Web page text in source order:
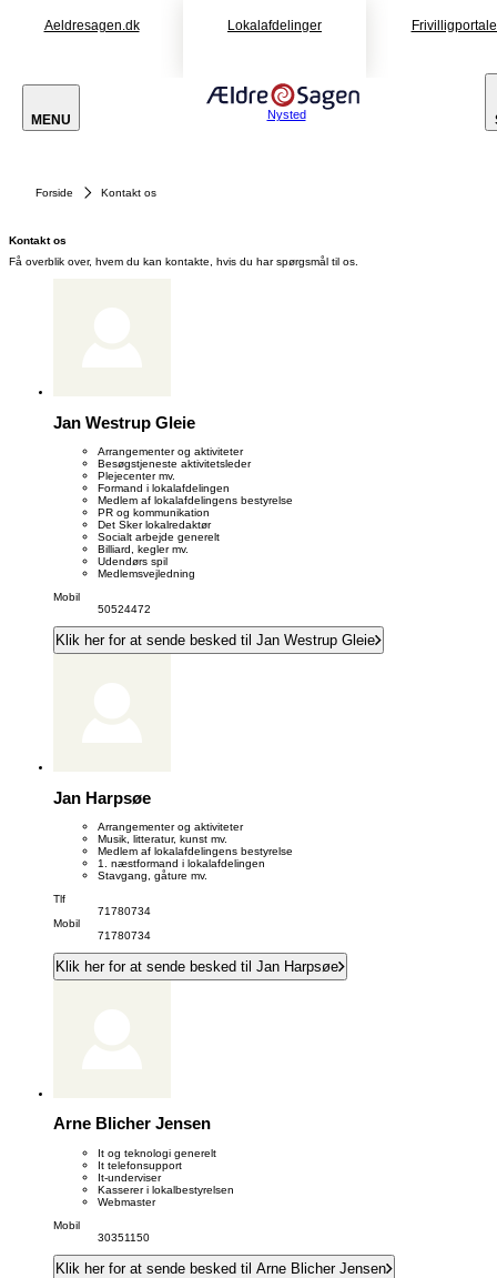
Aeldresagen.dk Lokalafdelinger
MENU Nysted
Forside Kontakt os
Kontakt os
Få overblik over, hvem du kan kontakte, hvis du har spørgsmål til os.
Jan Westrup Gleie
Arrangementer og aktiviteter
Besøgstjeneste aktivitetsleder
Plejecenter mv.
Formand i lokalafdelingen
Medlem af lokalafdelingens bestyrelse
PR og kommunikation
Det Sker lokalredaktør
Socialt arbejde generelt
Billiard, kegler mv.
Udendørs spil
Medlemsvejledning
Mobil
50524472
Klik her for at sende besked til Jan Westrup Gleie
Jan Harpsøe
Arrangementer og aktiviteter
Musik, litteratur, kunst mv.
Medlem af lokalafdelingens bestyrelse
1. næstformand i lokalafdelingen
Stavgang, gåture mv.
Tlf
71780734
Mobil
71780734
Klik her for at sende besked til Jan Harpsøe
Arne Blicher Jensen
It og teknologi generelt
It telefonsupport
It-underviser
Kasserer i lokalbestyrelsen
Webmaster
Mobil
30351150
Klik her for at sende besked til Arne Blicher Jensen